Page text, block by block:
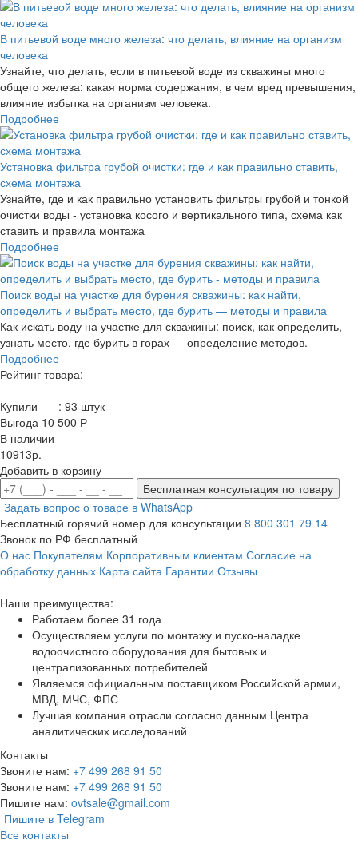
В питьевой воде много железа: что делать, влияние на организм
человека
Узнайте, что делать, если в питьевой воде из скважины много
общего железа: какая норма содержания, в чем вред превышения,
влияние избытка на организм человека.
Подробнее
Установка фильтра грубой очистки: где и как правильно ставить,
схема монтажа
Узнайте, где и как правильно установить фильтры грубой и тонкой
очистки воды - установка косого и вертикального типа, схема как
ставить и правила монтажа
Подробнее
Поиск воды на участке для бурения скважины: как найти,
определить и выбрать место, где бурить — методы и правила
Как искать воду на участке для скважины: поиск, как определить,
узнать место, где бурить в горах — определение методов.
Подробнее
Рейтинг товара:
Купили
: 93 штук
Выгода 10 500 Р
В наличии
10913р.
Добавить в корзину
Бесплатная консультация по товару
Задать вопрос о товаре в WhatsApp
Бесплатный горячий номер для консультации 8 800 301 79 14
Звонок по РФ бесплатный
О нас Покупателям Корпоративным клиентам Согласие на
обработку данных Карта сайта Гарантии Отзывы
Наши преимущества:
Работаем более 31 года
Осуществляем услуги по монтажу и пуско-наладке
водоочистного оборудования для бытовых и
централизованных потребителей
Являемся официальным поставщиком Российской армии,
МВД, МЧС, ФПС
Лучшая компания отрасли согласно данным Центра
аналитических исследований
Контакты
Звоните нам: +7 499 268 91 50
Звоните нам: +7 499 268 91 50
Пишите нам: ovtsale@gmail.com
Пишите в Telegram
Все контакты